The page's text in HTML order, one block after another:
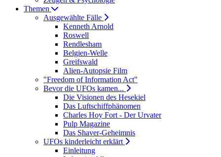
Themen
Ausgewählte Fälle
Kenneth Arnold
Roswell
Rendlesham
Belgien-Welle
Greifswald
Alien-Autopsie Film
"Freedom of Information Act"
Bevor die UFOs kamen...
Die Visionen des Hesekiel
Das Luftschiffphänomen
Charles Hoy Fort - Der Urvater
Pulp Magazine
Das Shaver-Geheimnis
UFOs kinderleicht erklärt
Einleitung